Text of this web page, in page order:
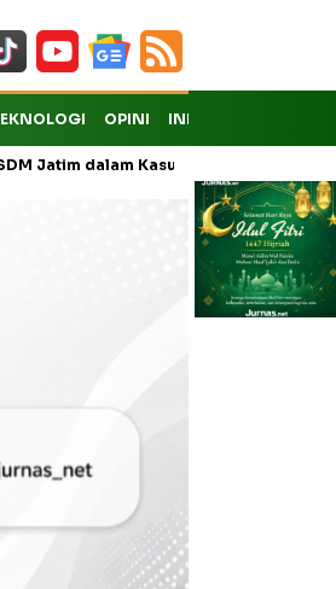
OPINI INDEKS
Kasus Pungli Masih Didalami